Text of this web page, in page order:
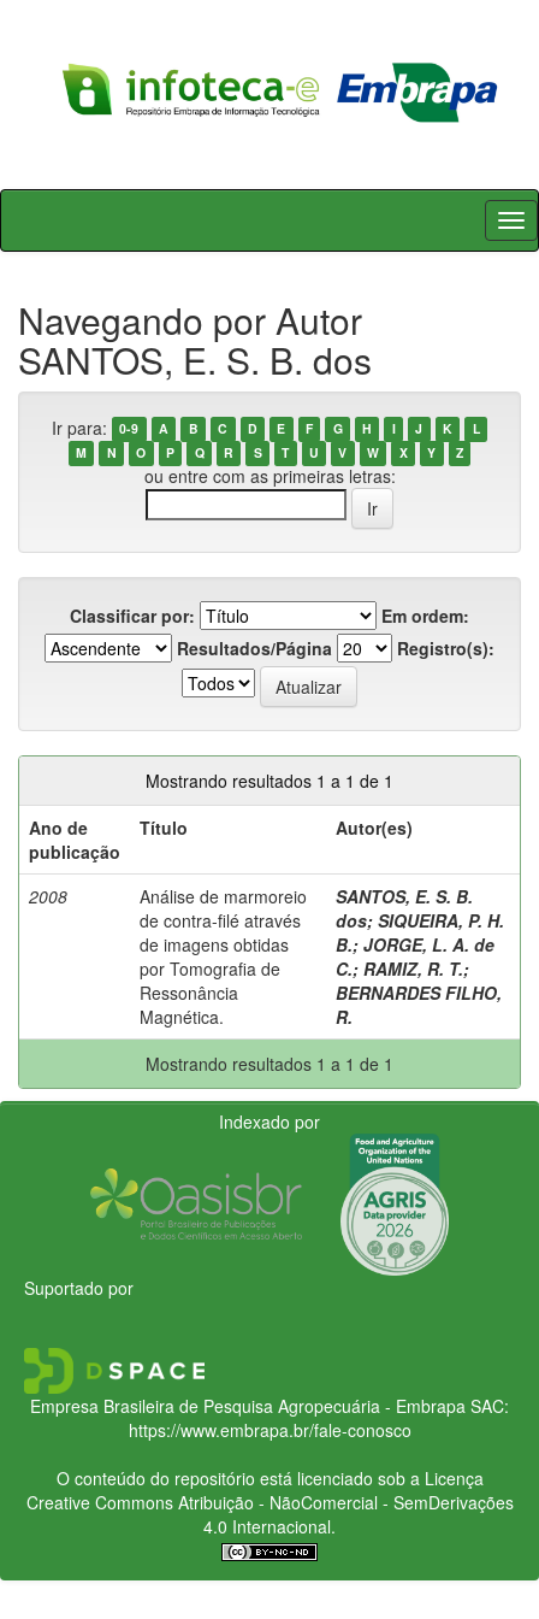
Skip
Navegando por Autor
SANTOS, E. S. B. dos
Ir para: 0-9 A B C D E F G H I J K
L
M
N O P Q R S T U V W X Y Z
ou entre com as primeiras letras:
Classificar por:
Em ordem:
Resultados/Página
Registro(s):
Mostrando resultados 1 a 1 de 1
Ano de
publicação
Título Autor(es)
2008
Análise de marmoreio
de contra-filé através
de imagens obtidas
por Tomografia de
Ressonância
Magnética.
SANTOS, E. S. B.
dos; SIQUEIRA, P. H.
B.; JORGE, L. A. de
C.; RAMIZ, R. T.;
BERNARDES FILHO,
R.
Mostrando resultados 1 a 1 de 1
Indexado por
Suportado por
Empresa Brasileira de Pesquisa Agropecuária - Embrapa SAC:
https://www.embrapa.br/fale-conosco
O conteúdo do repositório está licenciado sob a Licença
Creative CommonsAtribuição - NãoComercial - SemDerivações
4.0 Internacional.